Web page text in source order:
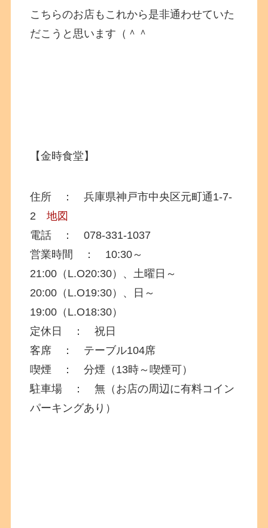
こちらのお店もこれから是非通わせていた
だこうと思います（＾＾
【金時食堂】
住所 ： 兵庫県神戸市中央区元町通1-7-
2地図
電話 ： 078-331-1037
営業時間 ： 10:30～
21:00（L.O20:30）、土曜日～
20:00（L.O19:30）、日～
19:00（L.O18:30）
定休日 ： 祝日
客席 ： テーブル104席
喫煙 ： 分煙（13時～喫煙可）
駐車場 ： 無（お店の周辺に有料コイン
パーキングあり）